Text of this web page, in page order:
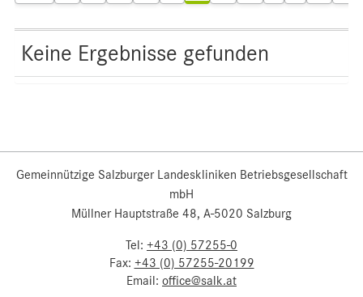
Keine Ergebnisse gefunden
Gemeinnützige Salzburger Landeskliniken Betriebsgesellschaft
mbH
Müllner Hauptstraße 48, A-5020 Salzburg
Tel: +43 (0) 57255-0
Fax: +43 (0) 57255-20199
Email: office@salk.at